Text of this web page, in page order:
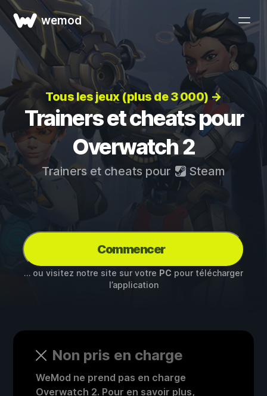
wemod
Tous les jeux (plus de 3 000) →
Trainers et cheats pour
Overwatch 2
Trainers et cheats pour Steam
Commencer
… ou visitez notre site sur votre PC pour télécharger
l’application
Non pris en charge
WeMod ne prend pas en charge
Overwatch 2. Pour en savoir plus,